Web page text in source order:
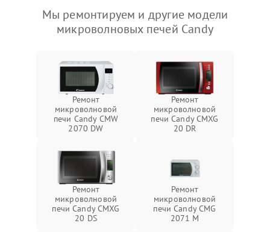
Мы ремонтируем и другие модели
микроволновых печей Candy
Ремонт
микроволновой
печи Candy CMW
2070 DW
Ремонт
микроволновой
печи Candy CMXG
20 DR
Ремонт
микроволновой
печи Candy CMXG
20 DS
Ремонт
микроволновой
печи Candy CMG
2071 M